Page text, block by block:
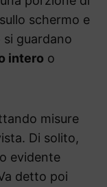
schermo e
si guardano
intero o
misure
Di solito,
evidente
detto poi